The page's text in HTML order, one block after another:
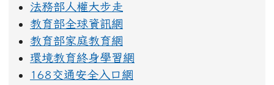
法務部人權大步走
教育部全球資訊網
教育部家庭教育網
環境教育終身學習網
168交通安全入口網